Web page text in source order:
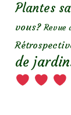
Plantes
vous? Revue
de